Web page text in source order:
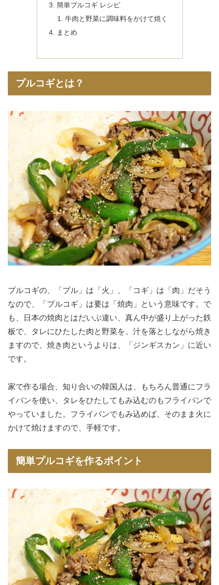
簡単プルコギ レシピ
牛肉と野菜に調味料をかけて焼く
まとめ
プルコギとは？
プルコギの、「プル」は「火」、「コギ」は「肉」だそう
なので、「プルコギ」は要は「焼肉」という意味です。で
も、日本の焼肉とはだいぶ違い、真ん中が盛り上がった鉄
板で、タレにひたした肉と野菜を、汁を落としながら焼き
ますので、焼き肉というよりは、「ジンギスカン」に近い
です。
家で作る場合、知り合いの韓国人は、もちろん普通にフラ
イパンを使い、タレをひたしてもみ込むのもフライパンで
やっていました。フライパンでもみ込めば、そのまま火に
かけて焼けますので、手軽です。
簡単プルコギを作るポイント